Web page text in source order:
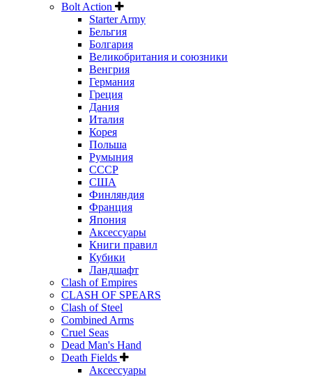
Bolt Action
Starter Army
Бельгия
Болгария
Великобритания и союзники
Венгрия
Германия
Греция
Дания
Италия
Корея
Польша
Румыния
СССР
США
Финляндия
Франция
Япония
Аксессуары
Книги правил
Кубики
Ландшафт
Clash of Empires
CLASH OF SPEARS
Clash of Steel
Combined Arms
Cruel Seas
Dead Man's Hand
Death Fields
Аксессуары